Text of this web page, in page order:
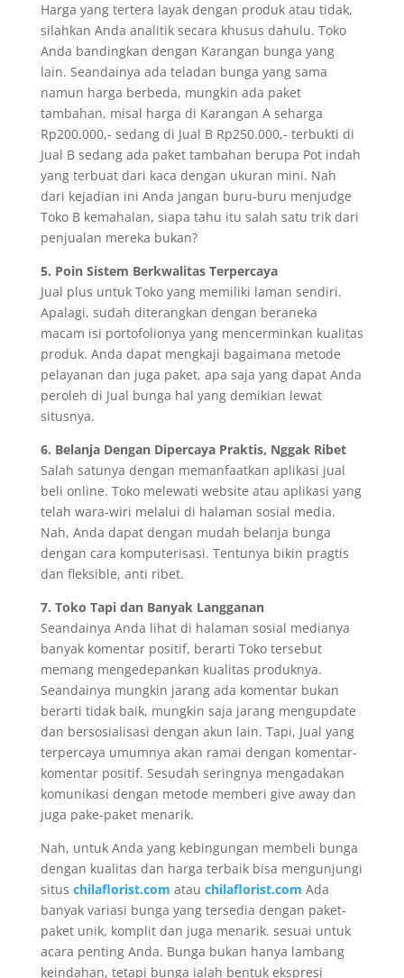
Harga yang tertera layak dengan produk atau tidak,
silahkan Anda analitik secara khusus dahulu. Toko
Anda bandingkan dengan Karangan bunga yang
lain. Seandainya ada teladan bunga yang sama
namun harga berbeda, mungkin ada paket
tambahan, misal harga di Karangan A seharga
Rp200.000,- sedang di Jual B Rp250.000,- terbukti di
Jual B sedang ada paket tambahan berupa Pot indah
yang terbuat dari kaca dengan ukuran mini. Nah
dari kejadian ini Anda jangan buru-buru menjudge
Toko B kemahalan, siapa tahu itu salah satu trik dari
penjualan mereka bukan?
5. Poin Sistem Berkwalitas Terpercaya
Jual plus untuk Toko yang memiliki laman sendiri.
Apalagi, sudah diterangkan dengan beraneka
macam isi portofolionya yang mencerminkan kualitas
produk. Anda dapat mengkaji bagaimana metode
pelayanan dan juga paket, apa saja yang dapat Anda
peroleh di Jual bunga hal yang demikian lewat
situsnya.
6. Belanja Dengan Dipercaya Praktis, Nggak Ribet
Salah satunya dengan memanfaatkan aplikasi jual
beli online. Toko melewati website atau aplikasi yang
telah wara-wiri melalui di halaman sosial media.
Nah, Anda dapat dengan mudah belanja bunga
dengan cara komputerisasi. Tentunya bikin pragtis
dan fleksible, anti ribet.
7. Toko Tapi dan Banyak Langganan
Seandainya Anda lihat di halaman sosial medianya
banyak komentar positif, berarti Toko tersebut
memang mengedepankan kualitas produknya.
Seandainya mungkin jarang ada komentar bukan
berarti tidak baik, mungkin saja jarang mengupdate
dan bersosialisasi dengan akun lain. Tapi, Jual yang
terpercaya umumnya akan ramai dengan komentar-
komentar positif. Sesudah seringnya mengadakan
komunikasi dengan metode memberi give away dan
juga pake-paket menarik.
Nah, untuk Anda yang kebingungan membeli bunga
dengan kualitas dan harga terbaik bisa mengunjungi
situs chilaflorist.com atau chilaflorist.com Ada
banyak variasi bunga yang tersedia dengan paket-
paket unik, komplit dan juga menarik. sesuai untuk
acara penting Anda. Bunga bukan hanya lambang
keindahan, tetapi bunga ialah bentuk ekspresi